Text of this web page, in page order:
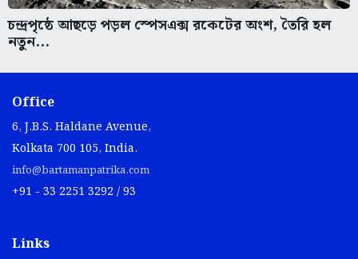
চন্দ্রপৃষ্ঠে আছড়ে পড়ল স্পেসএক্স রকেটের অংশ, তৈরি হল
নতুন...
Office
6, J.B.S. Haldane Avenue,
Kolkata 700 105, India.
info@bartamanpatrika.com
+91 - 33 2251 3292 / 93
Links